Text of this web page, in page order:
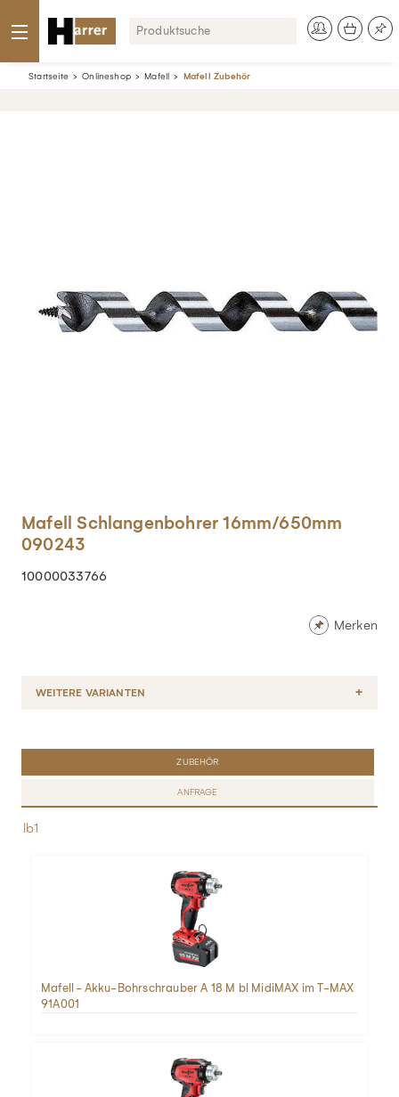
Startseite Onlineshop Mafell Mafell Zubehör
Mafell Schlangenbohrer 16mm/650mm
090243
10000033766
Merken
WEITERE VARIANTEN
ZUBEHÖR
ANFRAGE
lb1
Mafell - Akku-Bohrschrauber A 18 M bl MidiMAX im T-MAX
91A001